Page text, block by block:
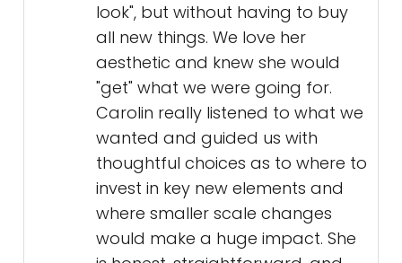
look", but without having to buy
all new things. We love her
aesthetic and knew she would
"get" what we were going for.
Carolin really listened to what we
wanted and guided us with
thoughtful choices as to where to
invest in key new elements and
where smaller scale changes
would make a huge impact. She